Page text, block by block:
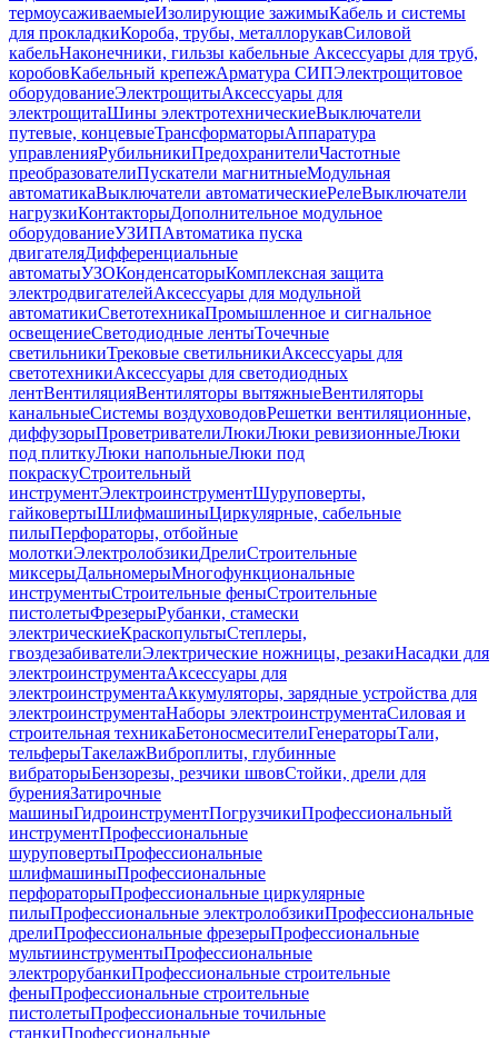
термоусаживаемыеИзолирующие зажимыКабель и системы
для прокладкиКороба, трубы, металлорукавСиловой
кабельНаконечники, гильзы кабельные Аксессуары для труб,
коробовКабельный крепежАрматура СИПЭлектрощитовое
оборудованиеЭлектрощитыАксессуары для
электрощитаШины электротехническиеВыключатели
путевые, концевыеТрансформаторыАппаратура
управленияРубильникиПредохранителиЧастотные
преобразователиПускатели магнитныеМодульная
автоматикаВыключатели автоматическиеРелеВыключатели
нагрузкиКонтакторыДополнительное модульное
оборудованиеУЗИПАвтоматика пуска
двигателяДифференциальные
автоматыУЗОКонденсаторыКомплексная защита
электродвигателейАксессуары для модульной
автоматикиСветотехникаПромышленное и сигнальное
освещениеСветодиодные лентыТочечные
светильникиТрековые светильникиАксессуары для
светотехникиАксессуары для светодиодных
лентВентиляцияВентиляторы вытяжныеВентиляторы
канальныеСистемы воздуховодовРешетки вентиляционные,
диффузорыПроветривателиЛюкиЛюки ревизионныеЛюки
под плиткуЛюки напольныеЛюки под
покраскуСтроительный
инструментЭлектроинструментШуруповерты,
гайковертыШлифмашиныЦиркулярные, сабельные
пилыПерфораторы, отбойные
молоткиЭлектролобзикиДрелиСтроительные
миксерыДальномерыМногофункциональные
инструментыСтроительные феныСтроительные
пистолетыФрезерыРубанки, стамески
электрическиеКраскопультыСтеплеры,
гвоздезабивателиЭлектрические ножницы, резакиНасадки для
электроинструментаАксессуары для
электроинструментаАккумуляторы, зарядные устройства для
электроинструментаНаборы электроинструментаСиловая и
строительная техникаБетоносмесителиГенераторыТали,
тельферыТакелажВиброплиты, глубинные
вибраторыБензорезы, резчики швовСтойки, дрели для
буренияЗатирочные
машиныГидроинструментПогрузчикиПрофессиональный
инструментПрофессиональные
шуруповертыПрофессиональные
шлифмашиныПрофессиональные
перфораторыПрофессиональные циркулярные
пилыПрофессиональные электролобзикиПрофессиональные
дрелиПрофессиональные фрезерыПрофессиональные
мультиинструментыПрофессиональные
электрорубанкиПрофессиональные строительные
феныПрофессиональные строительные
пистолетыПрофессиональные точильные
станкиПрофессиональные